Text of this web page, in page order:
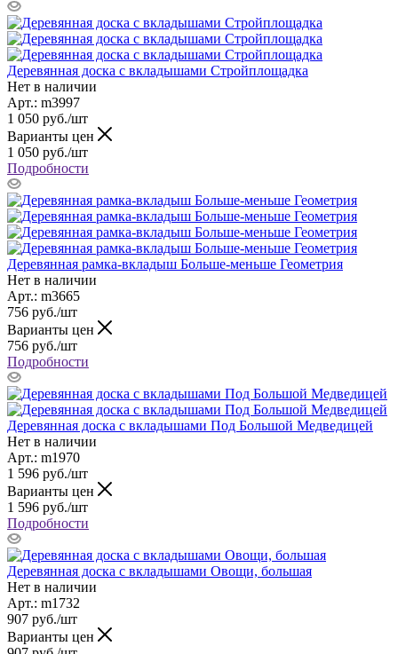
Деревянная доска с вкладышами Стройплощадка
Нет в наличии
Арт.: m3997
1 050 руб./шт
Варианты цен
1 050 руб./шт
Подробности
Деревянная рамка-вкладыш Больше-меньше Геометрия
Нет в наличии
Арт.: m3665
756 руб./шт
Варианты цен
756 руб./шт
Подробности
Деревянная доска с вкладышами Под Большой Медведицей
Нет в наличии
Арт.: m1970
1 596 руб./шт
Варианты цен
1 596 руб./шт
Подробности
Деревянная доска с вкладышами Овощи, большая
Нет в наличии
Арт.: m1732
907 руб./шт
Варианты цен